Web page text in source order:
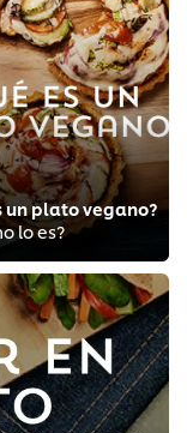
un plato vegano?
lo es?